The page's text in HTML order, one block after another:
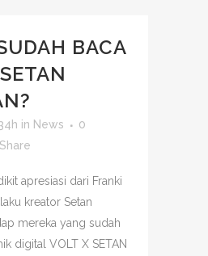
BACA
in News
0
Share
apresiasi dari Franki
kreator Setan
mereka yang sudah
digital VOLT X SETAN